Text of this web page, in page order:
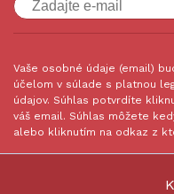
Vaše osobné údaje (email)
účelom v súlade s platnou
údajov. Súhlas potvrdíte
váš email. Súhlas môžete
alebo kliknutím na odkaz z